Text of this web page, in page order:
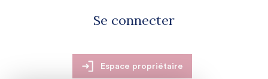
Se connecter
Espace propriétaire